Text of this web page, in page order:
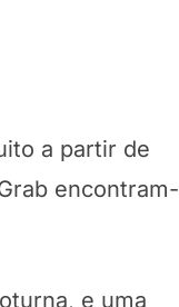
a partir de
encontram-
e uma